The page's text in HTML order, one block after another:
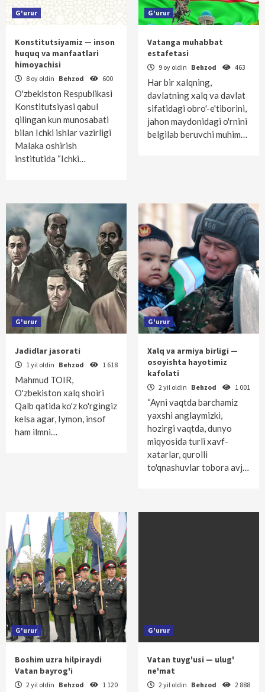
G'urur
Konstitutsiyamiz — inson
huquq va manfaatlari
himoyachisi
8 oy oldin Behzod 600
O'zbekiston Respublikasi
Konstitutsiyasi qabul
qilingan kun munosabati
bilan Ichki ishlar vazirligi
Malaka oshirish
institutida “Ichki…
G'urur
Vatanga muhabbat
estafetasi
9 oy oldin Behzod 463
Har bir xalqning,
davlatning xalq va davlat
sifatidagi obro'-e'tiborini,
jahon maydonidagi o'rnini
belgilab beruvchi muhim…
G'urur
Jadidlar jasorati
1 yil oldin Behzod 1 618
Mahmud TOIR,
O'zbekiston xalq shoiri
Qalb qatida ko'z ko'rgingiz
kelsa agar, Iymon, insof
ham ilmni…
G'urur
Xalq va armiya birligi —
osoyishta hayotimiz
kafolati
2 yil oldin Behzod 1 001
“Ayni vaqtda barchamiz
yaxshi anglaymizki,
hozirgi vaqtda, dunyo
miqyosida turli xavf-
xatarlar, qurolli
to'qnashuvlar tobora avj…
G'urur
Boshim uzra hilpiraydi
Vatan bayrog'i
2 yil oldin Behzod 1 120
G'urur
Vatan tuyg'usi — ulug'
ne'mat
2 yil oldin Behzod 2 888